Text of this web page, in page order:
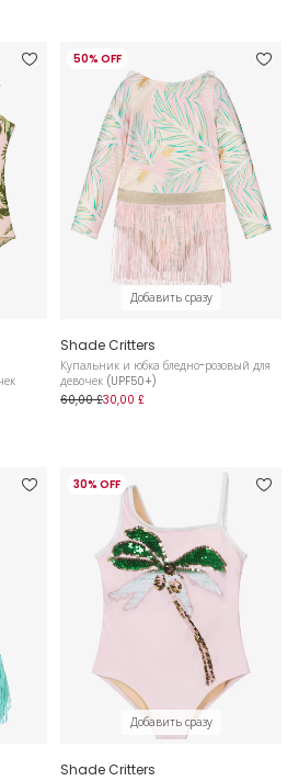
50% OFF
Добавить сразу
Shade Critters
Купальник и юбка бледно-розовый для
девочек (UPF50+)
60,00 £30,00 £
30% OFF
Добавить сразу
Shade Critters